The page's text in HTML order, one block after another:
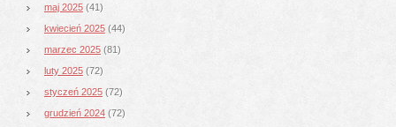
maj 2025 (41)
kwiecień 2025 (44)
marzec 2025 (81)
luty 2025 (72)
styczeń 2025 (72)
grudzień 2024 (72)